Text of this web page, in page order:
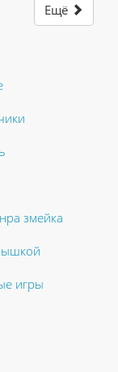
Ещё
змейка
игры